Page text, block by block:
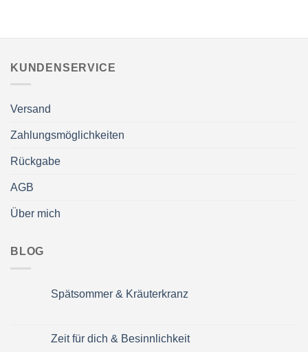
KUNDENSERVICE
Versand
Zahlungsmöglichkeiten
Rückgabe
AGB
Über mich
BLOG
Spätsommer & Kräuterkranz
Spätsommer
&
Zeit für dich & Besinnlichkeit